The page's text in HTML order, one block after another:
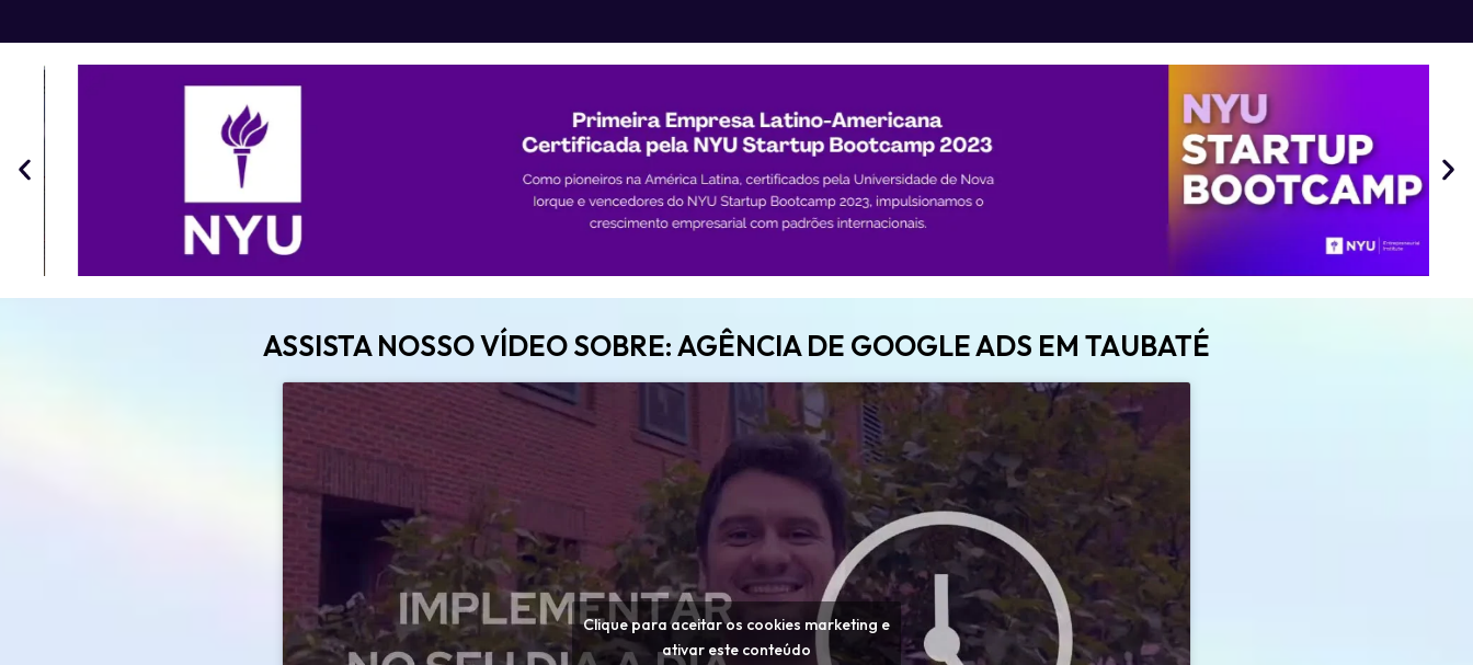
ASSISTA NOSSO VÍDEO SOBRE: AGÊNCIA DE GOOGLE ADS EM TAUBATÉ
Clique para aceitar os cookies marketing e
ativar este conteúdo